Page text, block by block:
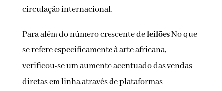
circulação internacional.
Para além do número crescente deleilõesNo que
se refere especificamente à arte africana,
verificou-se um aumento acentuado das vendas
diretas em linha através de plataformas